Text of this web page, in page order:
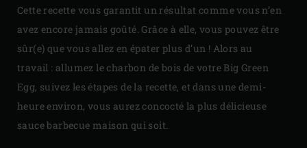
Cette recette vous garantit un résultat comme vous n’en
avez encore jamais goûté. Grâce à elle, vous pouvez être
sûr(e) que vous allez en épater plus d’un ! Alors au
travail : allumez le charbon de bois de votre Big Green
Egg, suivez les étapes de la recette, et dans une demi-
heure environ, vous aurez concocté la plus délicieuse
sauce barbecue maison qui soit.